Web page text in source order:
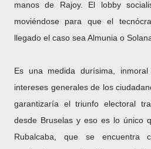
manos de Rajoy. El lobby
moviéndose para que el
llegado el caso sea Almunia o
Es una medida durísima,
intereses generales de los
garantizaría el triunfo electoral
desde Bruselas y eso es lo único
Rubalcaba, que se encuentra